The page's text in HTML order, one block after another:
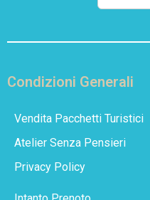
Condizioni Generali
Vendita Pacchetti Turistici
Atelier Senza Pensieri
Privacy Policy